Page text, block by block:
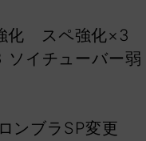
化 スペ強化×3
イチューバー弱
ンブラSP変更